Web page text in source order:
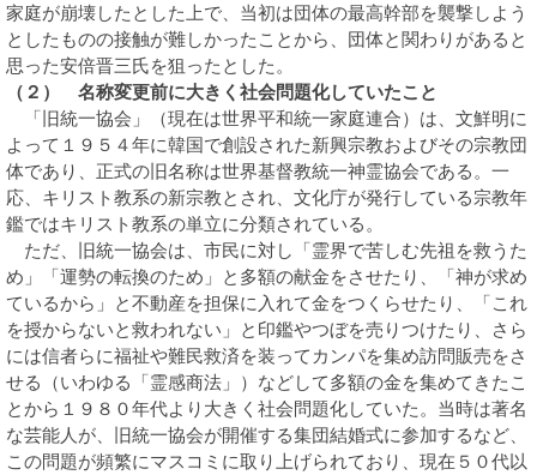
家庭が崩壊したとした上で、当初は団体の最高幹部を襲撃しよう
としたものの接触が難しかったことから、団体と関わりがあると
思った安倍晋三氏を狙ったとした。
（２） 名称変更前に大きく社会問題化していたこと
「旧統一協会」（現在は世界平和統一家庭連合）は、文鮮明に
よって１９５４年に韓国で創設された新興宗教およびその宗教団
体であり、正式の旧名称は世界基督教統一神霊協会である。一
応、キリスト教系の新宗教とされ、文化庁が発行している宗教年
鑑ではキリスト教系の単立に分類されている。
ただ、旧統一協会は、市民に対し「霊界で苦しむ先祖を救うた
め」「運勢の転換のため」と多額の献金をさせたり、「神が求め
ているから」と不動産を担保に入れて金をつくらせたり、「これ
を授からないと救われない」と印鑑やつぼを売りつけたり、さら
には信者らに福祉や難民救済を装ってカンパを集め訪問販売をさ
せる（いわゆる「霊感商法」）などして多額の金を集めてきたこ
とから１９８０年代より大きく社会問題化していた。当時は著名
な芸能人が、旧統一協会が開催する集団結婚式に参加するなど、
この問題が頻繁にマスコミに取り上げられており、現在５０代以